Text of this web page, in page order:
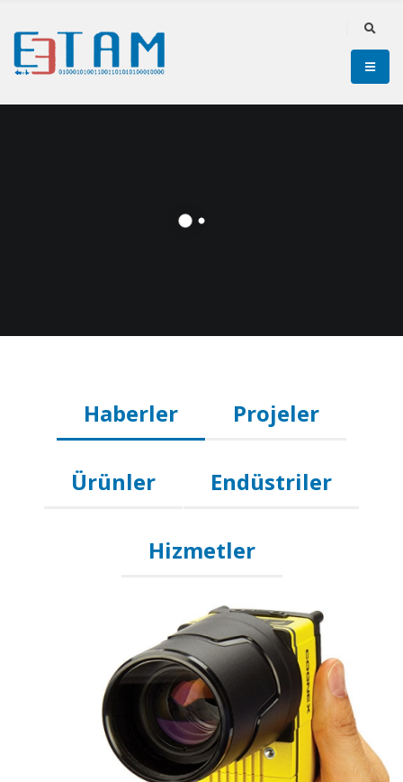
Haberler Projeler
Ürünler Endüstriler
Hizmetler